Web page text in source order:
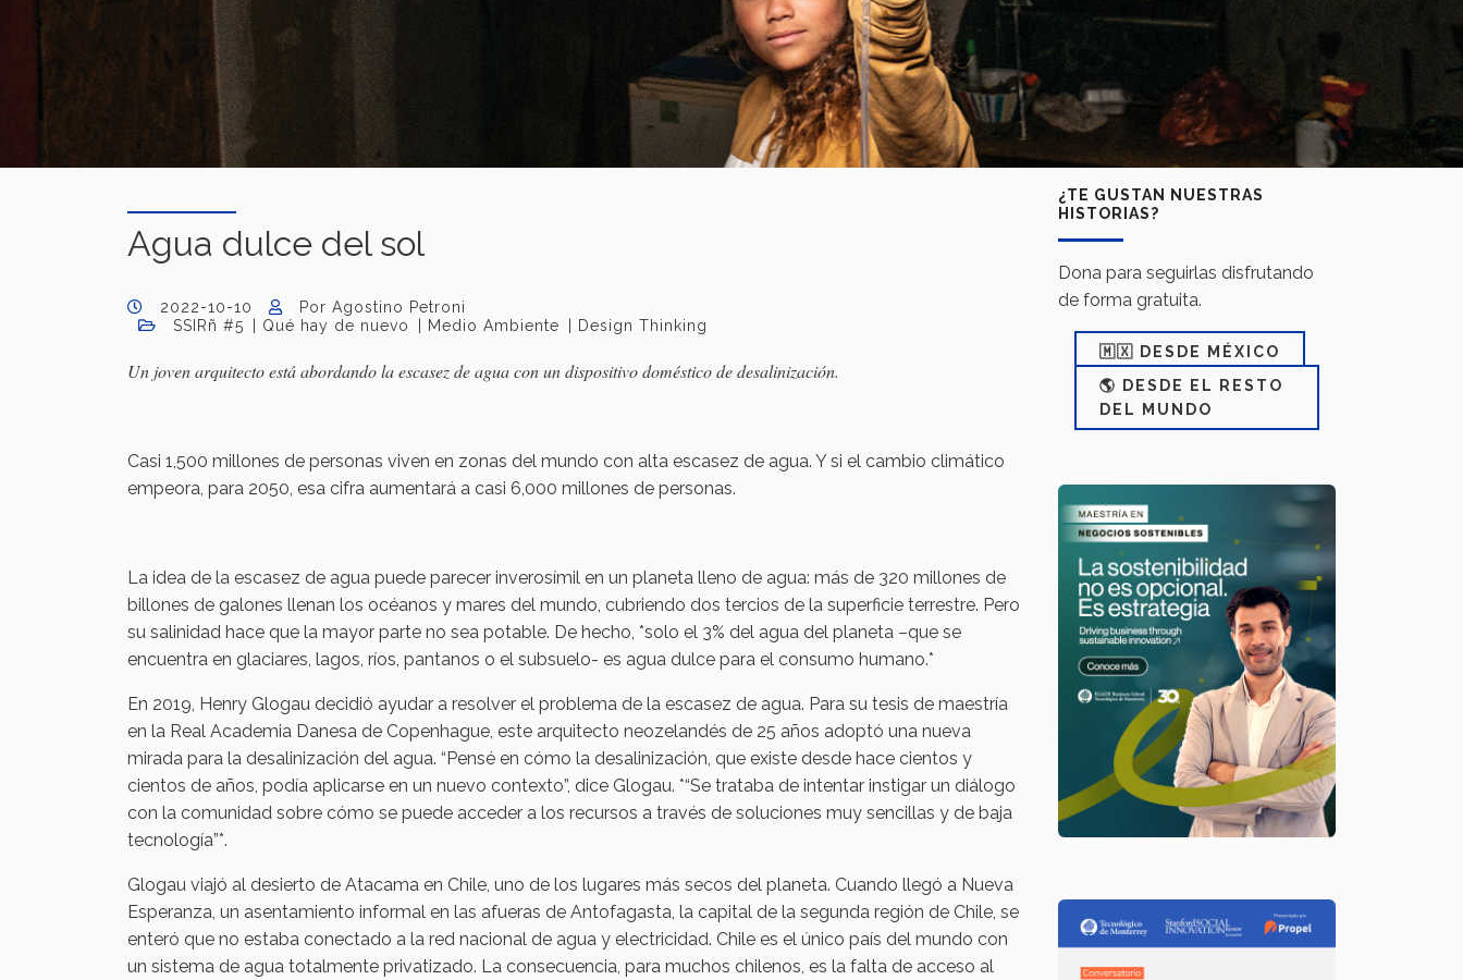
Agua dulce del sol
2022-10-10
Por Agostino Petroni
SSIRñ #5
Qué hay de nuevo Medio Ambiente Design Thinking
Un joven arquitecto está abordando la escasez de agua con un dispositivo doméstico de desalinización.
Casi 1,500 millones de personas viven en zonas del mundo con alta escasez de agua. Y si el cambio climático
empeora, para 2050, esa cifra aumentará a casi 6,000 millones de personas.
La idea de la escasez de agua puede parecer inverosímil en un planeta lleno de agua: más de 320 millones de
billones de galones llenan los océanos y mares del mundo, cubriendo dos tercios de la superficie terrestre. Pero
su salinidad hace que la mayor parte no sea potable. De hecho, *solo el 3% del agua del planeta –que se
encuentra en glaciares, lagos, ríos, pantanos o el subsuelo- es agua dulce para el consumo humano.*
En 2019, Henry Glogau decidió ayudar a resolver el problema de la escasez de agua. Para su tesis de maestría
en la Real Academia Danesa de Copenhague, este arquitecto neozelandés de 25 años adoptó una nueva
mirada para la desalinización del agua. “Pensé en cómo la desalinización, que existe desde hace cientos y
cientos de años, podía aplicarse en un nuevo contexto”, dice Glogau. *“Se trataba de intentar instigar un diálogo
con la comunidad sobre cómo se puede acceder a los recursos a través de soluciones muy sencillas y de baja
tecnología”*.
Glogau viajó al desierto de Atacama en Chile, uno de los lugares más secos del planeta. Cuando llegó a Nueva
Esperanza, un asentamiento informal en las afueras de Antofagasta, la capital de la segunda región de Chile, se
enteró que no estaba conectado a la red nacional de agua y electricidad. Chile es el único país del mundo con
un sistema de agua totalmente privatizado. La consecuencia, para muchos chilenos, es la falta de acceso al
¿TE GUSTAN NUESTRAS
HISTORIAS?
Dona para seguirlas disfrutando
de forma gratuita.
🇲🇽 DESDE MÉXICO
🌎 DESDE EL RESTO
DEL MUNDO